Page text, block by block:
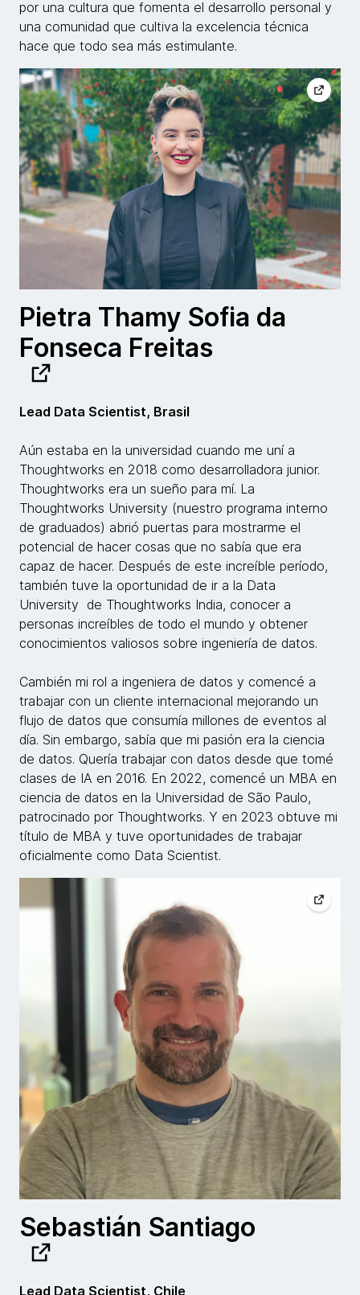
por una cultura que fomenta el desarrollo personal y
una comunidad que cultiva la excelencia técnica
hace que todo sea más estimulante.
Pietra Thamy Sofia da
Fonseca Freitas
Lead Data Scientist, Brasil
Aún estaba en la universidad cuando me uní a
Thoughtworks en 2018 como desarrolladora junior.
Thoughtworks era un sueño para mí. La
Thoughtworks University (nuestro programa interno
de graduados) abrió puertas para mostrarme el
potencial de hacer cosas que no sabía que era
capaz de hacer. Después de este increíble período,
también tuve la oportunidad de ir a la Data
University de Thoughtworks India, conocer a
personas increíbles de todo el mundo y obtener
conocimientos valiosos sobre ingeniería de datos.
Cambién mi rol a ingeniera de datos y comencé a
trabajar con un cliente internacional mejorando un
flujo de datos que consumía millones de eventos al
día. Sin embargo, sabía que mi pasión era la ciencia
de datos. Quería trabajar con datos desde que tomé
clases de IA en 2016. En 2022, comencé un MBA en
ciencia de datos en la Universidad de São Paulo,
patrocinado por Thoughtworks. Y en 2023 obtuve mi
título de MBA y tuve oportunidades de trabajar
oficialmente como Data Scientist.
Sebastián Santiago
Lead Data Scientist, Chile